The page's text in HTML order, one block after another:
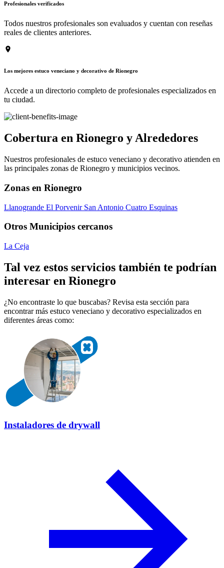
Profesionales verificados
Todos nuestros profesionales son evaluados y cuentan con reseñas
reales de clientes anteriores.
Los mejores estuco veneciano y decorativo de Rionegro
Accede a un directorio completo de profesionales especializados en
tu ciudad.
Cobertura en Rionegro y Alrededores
Nuestros profesionales de estuco veneciano y decorativo atienden en
las principales zonas de Rionegro y municipios vecinos.
Zonas en Rionegro
Llanogrande El Porvenir San Antonio Cuatro Esquinas
Otros Municipios cercanos
La Ceja
Tal vez estos servicios también te podrían
interesar en Rionegro
¿No encontraste lo que buscabas? Revisa esta sección para
encontrar más estuco veneciano y decorativo especializados en
diferentes áreas como:
Instaladores de drywall